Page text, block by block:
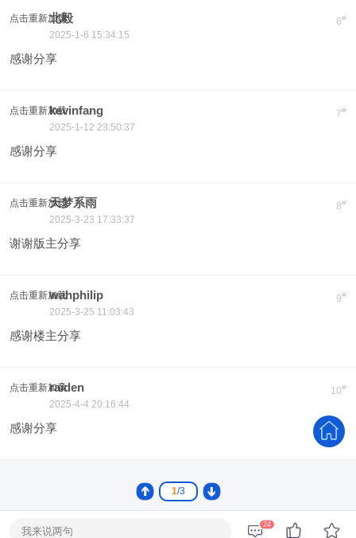
点击重新加载 6#
北毅
2025-1-6 15:34:15
感谢分享
点击重新加载 7#
kevinfang
2025-1-12 23:50:37
感谢分享
点击重新加载 8#
天梦系雨
2025-3-23 17:33:37
谢谢版主分享
点击重新加载 9#
wahphilip
2025-3-25 11:03:43
感谢楼主分享
点击重新加载 10#
raiden
2025-4-4 20:16:44
感谢分享
1/3
我来说两句
24